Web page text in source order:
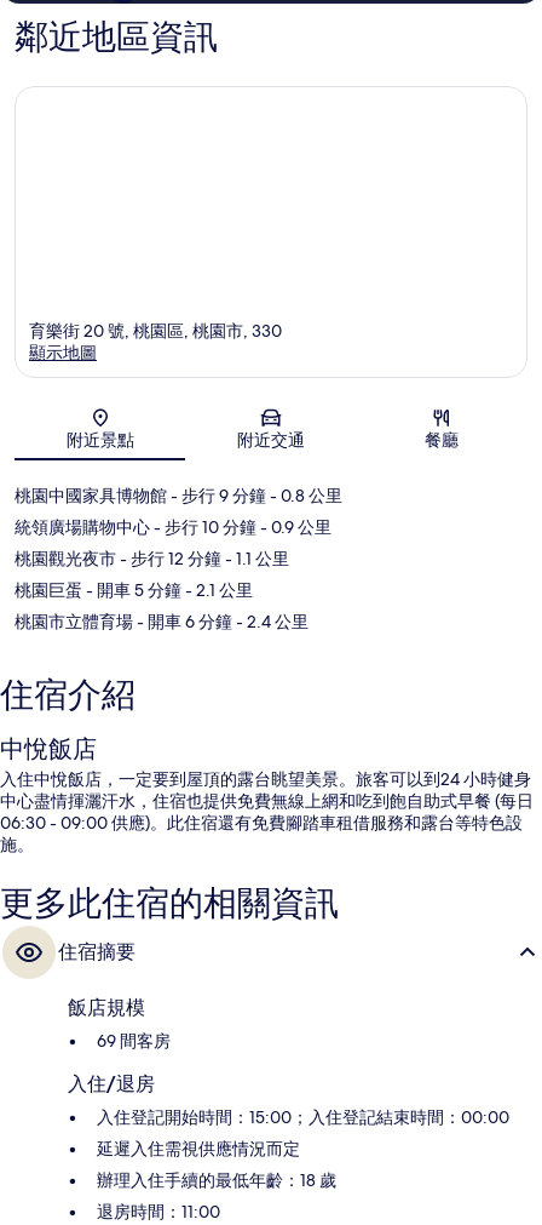
鄰近地區資訊
地圖
育樂街 20 號, 桃園區, 桃園市, 330
顯示地圖
附近景點 附近交通 餐廳
桃園中國家具博物館- 步行 9 分鐘- 0.8 公里
統領廣場購物中心- 步行 10 分鐘- 0.9 公里
桃園觀光夜市- 步行 12 分鐘- 1.1 公里
桃園巨蛋 - 開車 5 分鐘- 2.1 公里
桃園市立體育場- 開車 6 分鐘- 2.4 公里
住宿介紹
中悅飯店
入住中悅飯店，一定要到屋頂的露台眺望美景。旅客可以到24 小時健身
中心盡情揮灑汗水，住宿也提供免費無線上網和吃到飽自助式早餐 (每日
06:30 - 09:00 供應)。此住宿還有免費腳踏車租借服務和露台等特色設
施。
更多此住宿的相關資訊
住宿摘要
飯店規模
69 間客房
入住/退房
入住登記開始時間：15:00；入住登記結束時間：00:00
延遲入住需視供應情況而定
辦理入住手續的最低年齡：18 歲
退房時間：11:00